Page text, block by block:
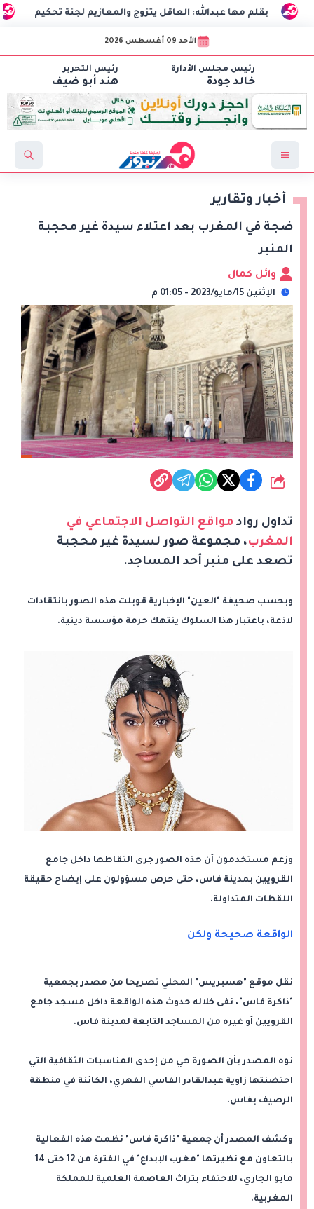
بقلم مها عبدالله: العاقل يتزوج والمعازيم لجنة تحكيم
الأحد 09 أغسطس 2026
رئيس مجلس الأدارة
خالد جودة
رئيس التحرير
هند أبو ضيف
أخبار وتقارير
ضجة في المغرب بعد اعتلاء سيدة غير محجبة
المنبر
وائل كمال
الإثنين 15/مايو/2023 - 01:05 م
شارك
تداول رواد مواقع التواصل الاجتماعي في
المغرب، مجموعة صور لسيدة غير محجبة
تصعد على منبر أحد المساجد.
وبحسب صحيفة "العين" الإخبارية قوبلت هذه الصور بانتقادات
لاذعة، باعتبار هذا السلوك ينتهك حرمة مؤسسة دينية.
وزعم مستخدمون أن هذه الصور جرى التقاطها داخل جامع
القرويين بمدينة فاس، حتى حرص مسؤولون على إيضاح حقيقة
اللقطات المتداولة.
الواقعة صحيحة ولكن
نقل موقع "هسبريس" المحلي تصريحا من مصدر بجمعية
"ذاكرة فاس"، نفى خلاله حدوث هذه الواقعة داخل مسجد جامع
القرويين أو غيره من المساجد التابعة لمدينة فاس.
نوه المصدر بأن الصورة هي من إحدى المناسبات الثقافية التي
احتضنتها زاوية عبدالقادر الفاسي الفهري، الكائنة في منطقة
الرصيف بفاس.
وكشف المصدر أن جمعية "ذاكرة فاس" نظمت هذه الفعالية
بالتعاون مع نظيرتها "مغرب الإبداع" في الفترة من 12 حتى 14
مايو الجاري، للاحتفاء بتراث العاصمة العلمية للمملكة
المغربية.